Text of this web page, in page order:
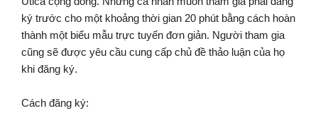
ký trước cho một khoảng thời gian 20 phút bằng cách hoàn
thành một biểu mẫu trực tuyến đơn giản. Người tham gia
cũng sẽ được yêu cầu cung cấp chủ đề thảo luận của họ
khi đăng ký.
Cách đăng ký: